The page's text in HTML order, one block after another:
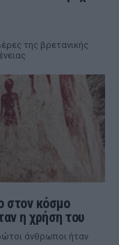
της βρετανικής
στον κόσμο
η χρήση του
άνθρωποι ήταν